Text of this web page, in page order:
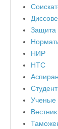
Защита
НИР
НТС
Ученые